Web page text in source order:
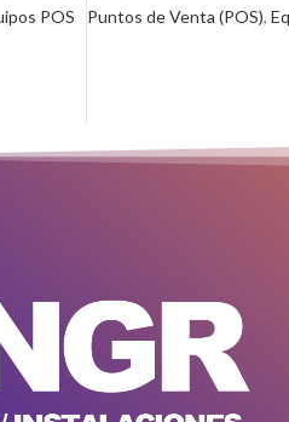
POS Puntos de Venta (POS),